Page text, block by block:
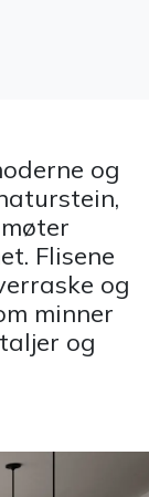
og
Flisene
og
minner
og